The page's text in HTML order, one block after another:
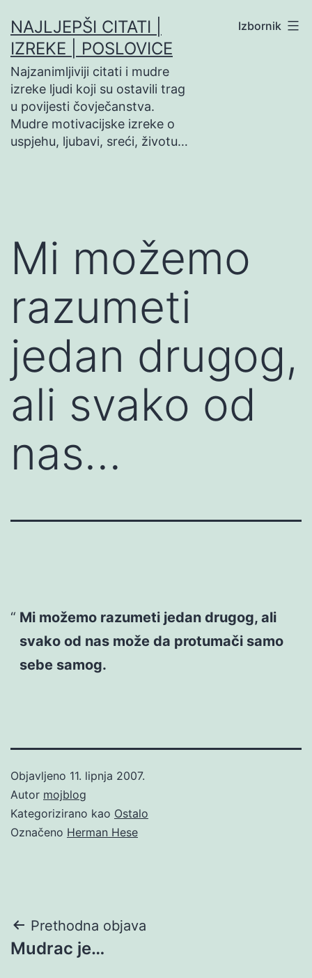
na
sadržaj
NAJLJEPŠI CITATI |
IZREKE | POSLOVICE
Najzanimljiviji citati i mudre
izreke ljudi koji su ostavili trag
u povijesti čovječanstva.
Mudre motivacijske izreke o
uspjehu, ljubavi, sreći, životu…
Izbornik
Mi možemo
razumeti
jedan drugog,
ali svako od
nas…
Mi možemo razumeti jedan drugog, ali
svako od nas može da protumači samo
sebe samog.
Objavljeno 11. lipnja 2007.
Autor mojblog
Kategorizirano kao Ostalo
Označeno Herman Hese
Navigacija
objava
Prethodna objava
Mudrac je…